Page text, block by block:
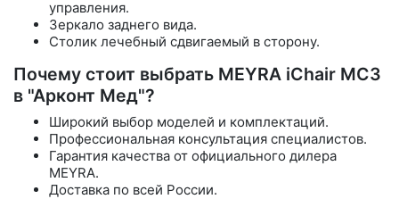
управления.
Зеркало заднего вида.
Столик лечебный сдвигаемый в сторону.
Почему стоит выбрать MEYRA iChair MC3
в "Арконт Мед"?
Широкий выбор моделей и комплектаций.
Профессиональная консультация специалистов.
Гарантия качества от официального дилера
MEYRA.
Доставка по всей России.